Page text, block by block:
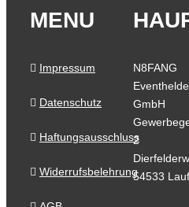
MENU
Impressum
Datenschutz
Haftungsausschluss
Widerrufsbelehrung
N8FANG
GmbH
2
54533